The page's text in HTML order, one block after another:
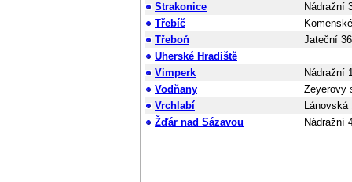
Strakonice
Nádražní
Třebíč
Třeboň
Jateční
Uherské Hradiště
Vimperk
Nádražní
Vodňany
Zeyerovy
Vrchlabí
Lánovská
Žďár nad Sázavou
Nádražní